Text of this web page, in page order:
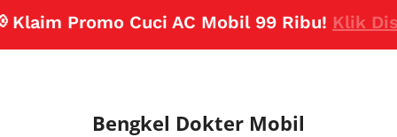
Promo Cuci AC Mobil 99 Ribu!Klik
Bengkel Dokter Mobil